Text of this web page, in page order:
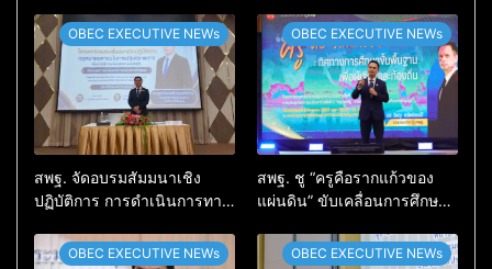
OBEC EXECUTIVE NEWs
สพฐ. จัดอบรมสัมมนาเชิง
ปฏิบัติการ การดำเนินการทาง
อบรมผู้จะเป็นกรรมการ
OBEC EXECUTIVE NEWs
สพฐ. ชู “ครูคือรากแก้วของ
แผ่นดิน” ขับเคลื่อนการศึกษา
สร้างผู้เรียนเต็มศักยภาพ
OBEC EXECUTIVE NEWs OBEC EXECUTIVE NEWs